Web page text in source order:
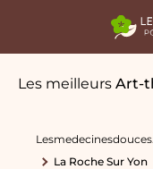
Les meilleurs Art-
La Roche Sur Yon